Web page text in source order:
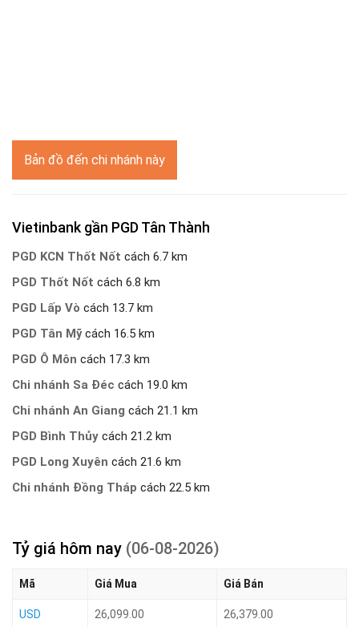
Bản đồ đến chi nhánh này
Vietinbank gần PGD Tân Thành
PGD KCN Thốt Nốt cách 6.7 km
PGD Thốt Nốt cách 6.8 km
PGD Lấp Vò cách 13.7 km
PGD Tân Mỹcách 16.5 km
PGD Ô Môn cách 17.3 km
Chi nhánh Sa Đéc cách 19.0 km
Chi nhánh An Giang cách 21.1 km
PGD Bình Thủy cách 21.2 km
PGD Long Xuyên cách 21.6 km
Chi nhánh Đồng Tháp cách 22.5 km
Tỷ giá hôm nay (06-08-2026)
Mã Giá Mua Giá Bán
USD 26,099.00 26,379.00